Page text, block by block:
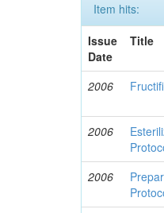
Item hits:
Issue
Date
Title
2006
2006
2006